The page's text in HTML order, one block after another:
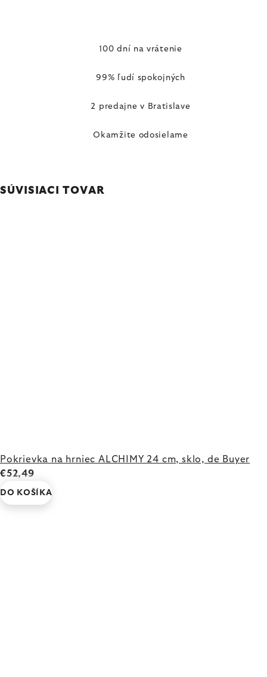
100 dní na vrátenie
99% ľudí spokojných
2 predajne v Bratislave
Okamžite odosielame
SÚVISIACI TOVAR
Pokrievka na hrniec ALCHIMY 24 cm, sklo, de Buyer
€52,49
DO KOŠÍKA